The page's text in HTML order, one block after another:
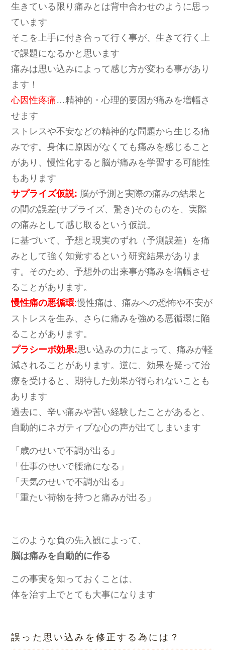
生きている限り痛みとは背中合わせのように思っ
ています
そこを上手に付き合って行く事が、生きて行く上
で課題になるかと思います
痛みは思い込みによって感じ方が変わる事があり
ます！
心因性疼痛…精神的・心理的要因が痛みを増幅さ
せます
ストレスや不安などの精神的な問題から生じる痛
みです。身体に原因がなくても痛みを感じること
があり、慢性化すると脳が痛みを学習する可能性
もあります
サプライズ仮説: 脳が予測と実際の痛みの結果と
の間の誤差(サプライズ、驚き)そのものを、実際
の痛みとして感じ取るという仮説。
に基づいて、予想と現実のずれ（予測誤差）を痛
みとして強く知覚するという研究結果がありま
す。そのため、予想外の出来事が痛みを増幅させ
ることがあります。
慢性痛の悪循環:慢性痛は、痛みへの恐怖や不安が
ストレスを生み、さらに痛みを強める悪循環に陥
ることがあります。
プラシーボ効果:思い込みの力によって、痛みが軽
減されることがあります。逆に、効果を疑って治
療を受けると、期待した効果が得られないことも
あります
過去に、辛い痛みや苦い経験したことがあると、
自動的にネガティブな心の声が出てしまいます
「歳のせいで不調が出る」
「仕事のせいで腰痛になる」
「天気のせいで不調が出る」
「重たい荷物を持つと痛みが出る」
このような負の先入観によって、
脳は痛みを自動的に作る
この事実を知っておくことは、
体を治す上でとても大事になります
誤った思い込みを修正する為には？